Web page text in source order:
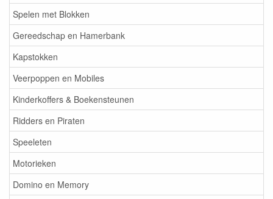
Spelen met Blokken
Gereedschap en Hamerbank
Kapstokken
Veerpoppen en Mobiles
Kinderkoffers & Boekensteunen
Ridders en Piraten
Speeleten
Motorieken
Domino en Memory